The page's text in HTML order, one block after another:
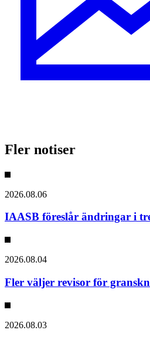
Fler notiser
2026.08.06
IAASB föreslår ändringar i
2026.08.04
Fler väljer revisor för
2026.08.03